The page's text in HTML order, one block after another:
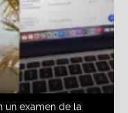
un examen de la